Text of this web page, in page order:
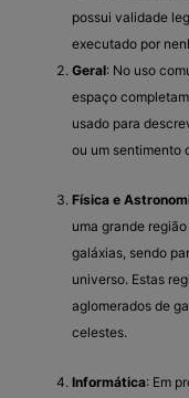
possui validade
executado por
Geral: No uso
espaço
usado para
ou um sentimento
Física e
uma grande
galáxias, sendo
universo. Estas
aglomerados de
celestes.
Informática: Em